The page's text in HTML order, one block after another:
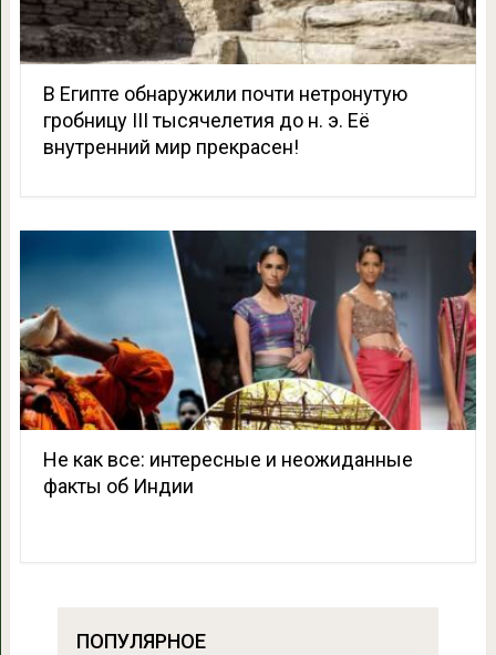
В Египте обнаружили почти нетронутую
гробницу III тысячелетия до н. э. Её
внутренний мир прекрасен!
Не как все: интересные и неожиданные
факты об Индии
ПОПУЛЯРНОЕ